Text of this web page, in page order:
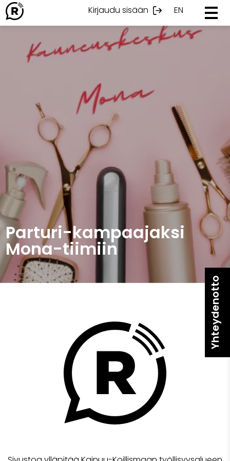
Ohita
sisältöön
Kirjaudu sisään EN
Parturi-kampaajaksi
Mona-tiimiin
Yhteydenotto